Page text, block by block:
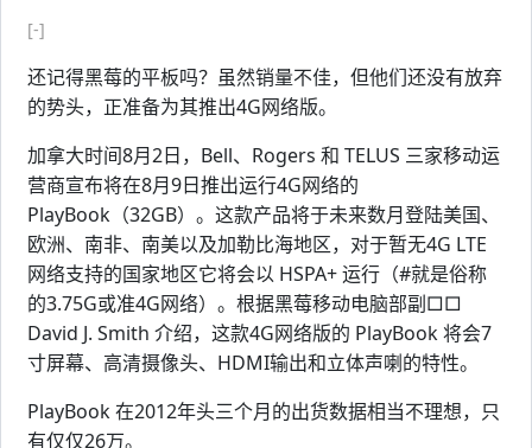
[-]
还记得黑莓的平板吗？虽然销量不佳，但他们还没有放弃
的势头，正准备为其推出4G网络版。
加拿大时间8月2日，Bell、Rogers 和 TELUS 三家移动运
营商宣布将在8月9日推出运行4G网络的
PlayBook（32GB）。这款产品将于未来数月登陆美国、
欧洲、南非、南美以及加勒比海地区，对于暂无4G LTE
网络支持的国家地区它将会以 HSPA+ 运行（#就是俗称
的3.75G或准4G网络）。根据黑莓移动电脑部副□□
David J. Smith 介绍，这款4G网络版的 PlayBook 将会7
寸屏幕、高清摄像头、HDMI输出和立体声喇的特性。
PlayBook 在2012年头三个月的出货数据相当不理想，只
有仅仅26万。